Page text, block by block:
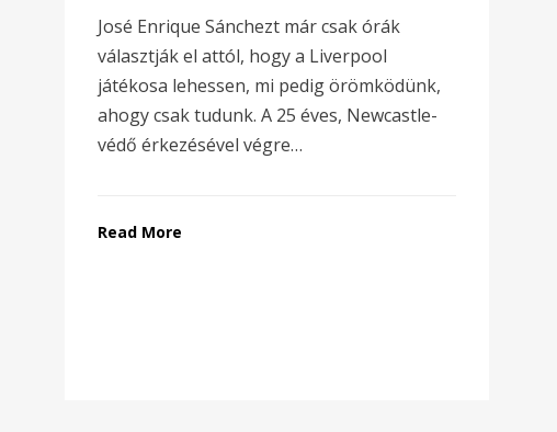
José Enrique Sánchezt már csak órák
választják el attól, hogy a Liverpool
játékosa lehessen, mi pedig örömködünk,
ahogy csak tudunk. A 25 éves, Newcastle-
védő érkezésével végre…
Read More